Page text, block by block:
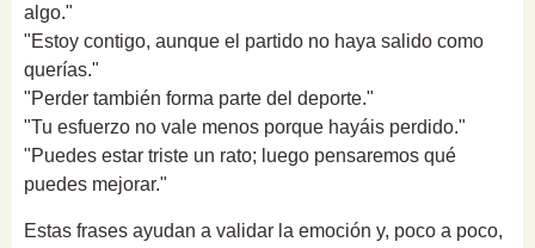
algo."
"Estoy contigo, aunque el partido no haya salido como
querías."
"Perder también forma parte del deporte."
"Tu esfuerzo no vale menos porque hayáis perdido."
"Puedes estar triste un rato; luego pensaremos qué
puedes mejorar."
Estas frases ayudan a validar la emoción y, poco a poco,